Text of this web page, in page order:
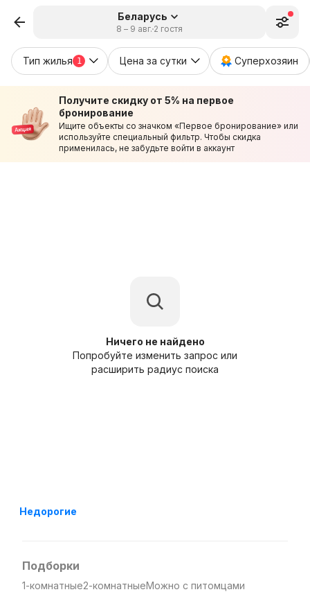
Беларусь
8 – 9 авг. 2 гостя
Тип жилья 1 Цена за сутки Суперхозяин
Получите скидку от 5% на первое
бронирование
Ищите объекты со значком «Первое бронирование» или
используйте специальный фильтр. Чтобы скидка
применилась, не забудьте войти в аккаунт
Ничего не найдено
Попробуйте изменить запрос или
расширить радиус поиска
Недорогие
Подборки
1-комнатные2-комнатныеМожно с питомцами